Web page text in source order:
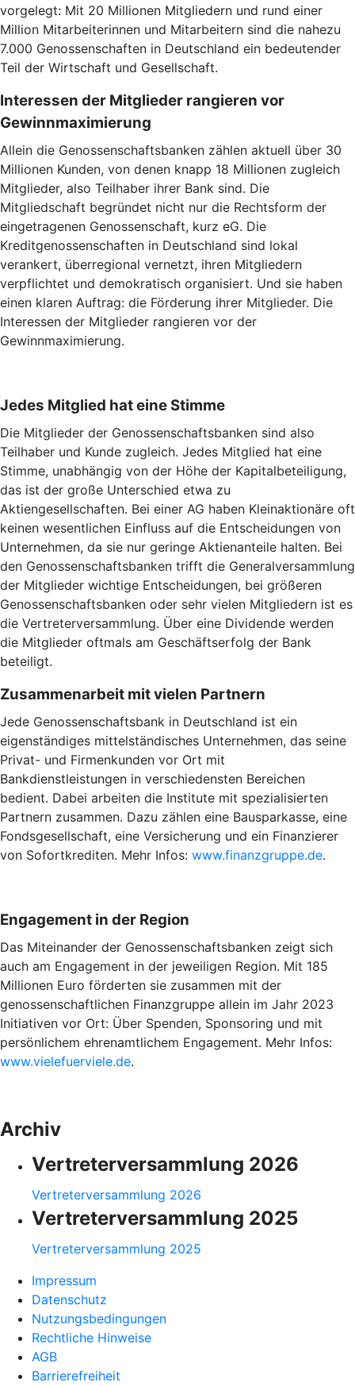
vorgelegt: Mit 20 Millionen Mitgliedern und rund einer
Million Mitarbeiterinnen und Mitarbeitern sind die nahezu
7.000 Genossenschaften in Deutschland ein bedeutender
Teil der Wirtschaft und Gesellschaft.
Interessen der Mitglieder rangieren vor
Gewinnmaximierung
Allein die Genossenschaftsbanken zählen aktuell über 30
Millionen Kunden, von denen knapp 18 Millionen zugleich
Mitglieder, also Teilhaber ihrer Bank sind. Die
Mitgliedschaft begründet nicht nur die Rechtsform der
eingetragenen Genossenschaft, kurz eG. Die
Kreditgenossenschaften in Deutschland sind lokal
verankert, überregional vernetzt, ihren Mitgliedern
verpflichtet und demokratisch organisiert. Und sie haben
einen klaren Auftrag: die Förderung ihrer Mitglieder. Die
Interessen der Mitglieder rangieren vor der
Gewinnmaximierung.
Jedes Mitglied hat eine Stimme
Die Mitglieder der Genossenschaftsbanken sind also
Teilhaber und Kunde zugleich. Jedes Mitglied hat eine
Stimme, unabhängig von der Höhe der Kapitalbeteiligung,
das ist der große Unterschied etwa zu
Aktiengesellschaften. Bei einer AG haben Kleinaktionäre oft
keinen wesentlichen Einfluss auf die Entscheidungen von
Unternehmen, da sie nur geringe Aktienanteile halten. Bei
den Genossenschaftsbanken trifft die Generalversammlung
der Mitglieder wichtige Entscheidungen, bei größeren
Genossenschaftsbanken oder sehr vielen Mitgliedern ist es
die Vertreterversammlung. Über eine Dividende werden
die Mitglieder oftmals am Geschäftserfolg der Bank
beteiligt.
Zusammenarbeit mit vielen Partnern
Jede Genossenschaftsbank in Deutschland ist ein
eigenständiges mittelständisches Unternehmen, das seine
Privat- und Firmenkunden vor Ort mit
Bankdienstleistungen in verschiedensten Bereichen
bedient. Dabei arbeiten die Institute mit spezialisierten
Partnern zusammen. Dazu zählen eine Bausparkasse, eine
Fondsgesellschaft, eine Versicherung und ein Finanzierer
von Sofortkrediten. Mehr Infos: www.finanzgruppe.de.
Engagement in der Region
Das Miteinander der Genossenschaftsbanken zeigt sich
auch am Engagement in der jeweiligen Region. Mit 185
Millionen Euro förderten sie zusammen mit der
genossenschaftlichen Finanzgruppe allein im Jahr 2023
Initiativen vor Ort: Über Spenden, Sponsoring und mit
persönlichem ehrenamtlichem Engagement. Mehr Infos:
www.vielefuerviele.de.
Archiv
Vertreterversammlung 2026
Vertreterversammlung 2026
Vertreterversammlung 2025
Vertreterversammlung 2025
Impressum
Datenschutz
Nutzungsbedingungen
Rechtliche Hinweise
AGB
Barrierefreiheit